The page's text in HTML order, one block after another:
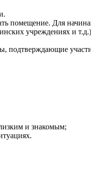
помещение. Для
учреждениях и
и знакомым;